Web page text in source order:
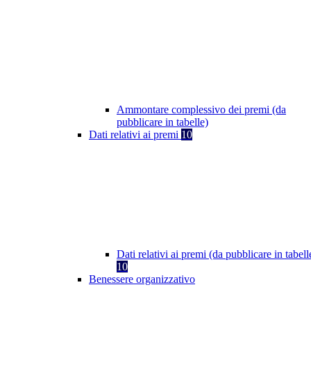
Ammontare complessivo dei premi (da
pubblicare in tabelle)
Dati relativi ai premi 10
Dati relativi ai premi (da pubblicare in
10
Benessere organizzativo